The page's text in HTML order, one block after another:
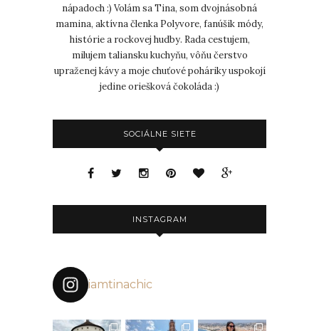
nápadoch :) Volám sa Tina, som dvojnásobná
mamina, aktívna členka Polyvore, fanúšik módy,
histórie a rockovej hudby. Rada cestujem,
milujem taliansku kuchyňu, vôňu čerstvo
upraženej kávy a moje chuťové poháriky uspokojí
jedine oriešková čokoláda :)
SOCIÁLNE SIETE
INSTAGRAM
iamtinachic